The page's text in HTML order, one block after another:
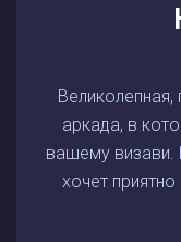
Великолепная,
аркада, в
вашему визави.
хочет